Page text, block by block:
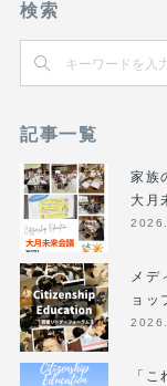
検索
記事一覧
家族
大月
メデ
ョッ
「